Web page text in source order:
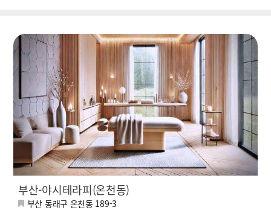
부산-야시테라피(온천동)
부산 동래구 온천동 189-3